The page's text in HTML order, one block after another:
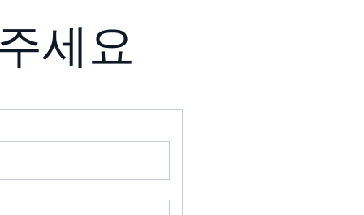
으로 탐지 및 해결
세요